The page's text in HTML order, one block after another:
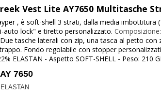
Vest Lite AY7650 Multitasche
, è soft-shell 3 strati, dalla media imbottitura
auto lock" e tiretto personalizzato.
tasche laterali con zip, una tasca al petto con
Fondo regolabile con stopper
ELASTAN - Aspetto SOFT-SHELL - Peso: 210
7650